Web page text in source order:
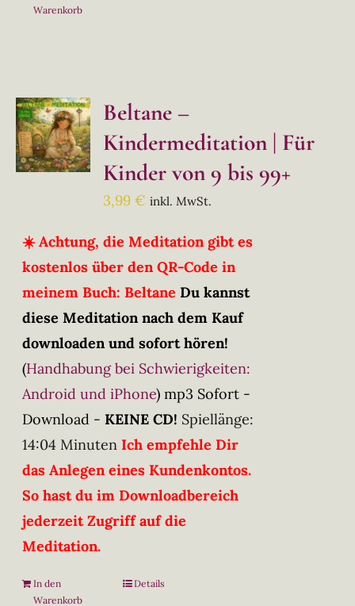
Warenkorb
Beltane –
Kindermeditation | Für
Kinder von 9 bis 99+
3,99€ inkl. MwSt.
☀️ Achtung, die Meditation gibt es
kostenlos über den QR-Code in
meinem Buch: Beltane Du kannst
diese Meditation nach dem Kauf
downloaden und sofort hören!
(Handhabung bei Schwierigkeiten:
Android und iPhone) mp3 Sofort -
Download - KEINE CD! Spiellänge:
14:04 Minuten Ich empfehle Dir
das Anlegen eines Kundenkontos.
So hast du im Downloadbereich
jederzeit Zugriff auf die
Meditation.
In den
Warenkorb
Details